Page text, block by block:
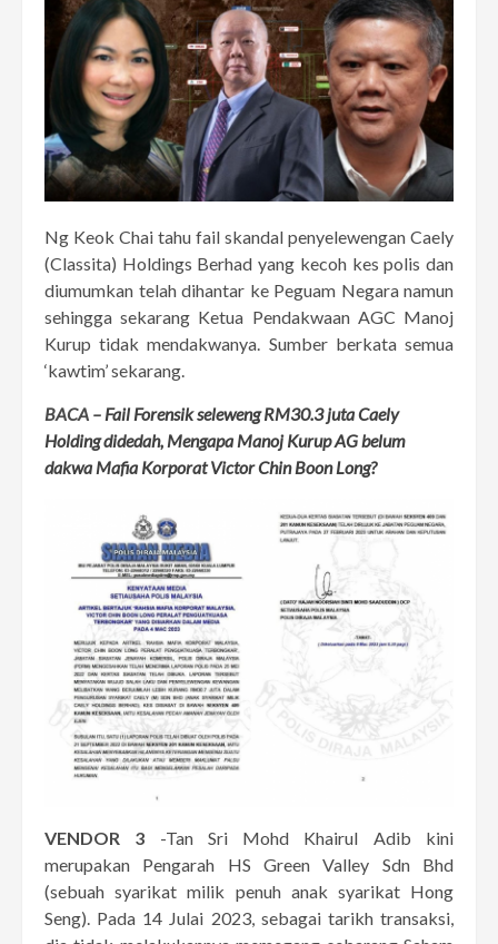
Ng Keok Chai tahu fail skandal penyelewengan Caely
(Classita) Holdings Berhad yang kecoh kes polis dan
diumumkan telah dihantar ke Peguam Negara namun
sehingga sekarang Ketua Pendakwaan AGC Manoj
Kurup tidak mendakwanya. Sumber berkata semua
‘kawtim’ sekarang.
BACA – Fail Forensik seleweng RM30.3 juta Caely
Holding didedah, Mengapa Manoj Kurup AG belum
dakwa Mafia Korporat Victor Chin Boon Long?
VENDOR 3 -Tan Sri Mohd Khairul Adib kini
merupakan Pengarah HS Green Valley Sdn Bhd
(sebuah syarikat milik penuh anak syarikat Hong
Seng). Pada 14 Julai 2023, sebagai tarikh transaksi,